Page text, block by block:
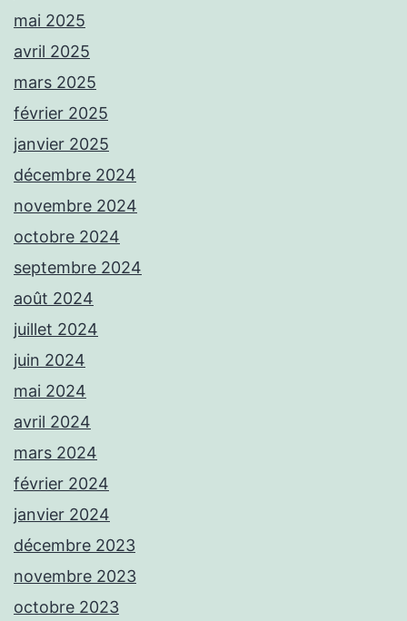
mai 2025
avril 2025
mars 2025
février 2025
janvier 2025
décembre 2024
novembre 2024
octobre 2024
septembre 2024
août 2024
juillet 2024
juin 2024
mai 2024
avril 2024
mars 2024
février 2024
janvier 2024
décembre 2023
novembre 2023
octobre 2023